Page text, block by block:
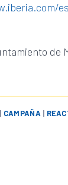
de
| CAMPAÑA |